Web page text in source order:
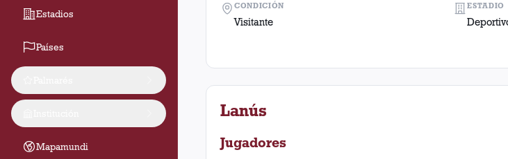
Estadios
Países
Mapamundi
CONDICIÓN
Visitante
ESTADIO
Lanús
Jugadores